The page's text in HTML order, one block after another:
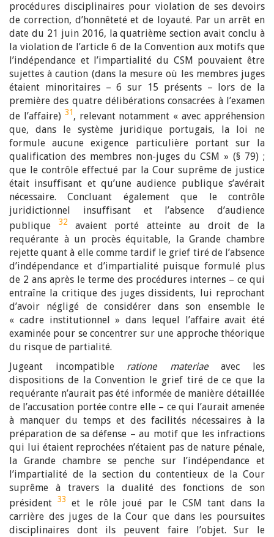
procédures disciplinaires pour violation de ses devoirs
de correction, d’honnêteté et de loyauté. Par un arrêt en
date du 21 juin 2016, la quatrième section avait conclu à
la violation de l’article 6 de la Convention aux motifs que
l’indépendance et l’impartialité du CSM pouvaient être
sujettes à caution (dans la mesure où les membres juges
étaient minoritaires – 6 sur 15 présents – lors de la
première des quatre délibérations consacrées à l’examen
de l’affaire) 31, relevant notamment « avec appréhension
que, dans le système juridique portugais, la loi ne
formule aucune exigence particulière portant sur la
qualification des membres non-juges du CSM » (§ 79) ;
que le contrôle effectué par la Cour suprême de justice
était insuffisant et qu’une audience publique s’avérait
nécessaire. Concluant également que le contrôle
juridictionnel insuffisant et l’absence d’audience
publique
32avaient porté atteinte au droit de la
requérante à un procès équitable, la Grande chambre
rejette quant à elle comme tardif le grief tiré de l’absence
d’indépendance et d’impartialité puisque formulé plus
de 2 ans après le terme des procédures internes – ce qui
entraîne la critique des juges dissidents, lui reprochant
d’avoir négligé de considérer dans son ensemble le
« cadre institutionnel » dans lequel l’affaire avait été
examinée pour se concentrer sur une approche théorique
du risque de partialité.
Jugeant incompatible ratione materiaeavec les
dispositions de la Convention le grief tiré de ce que la
requérante n’aurait pas été informée de manière détaillée
de l’accusation portée contre elle – ce qui l’aurait amenée
à manquer du temps et des facilités nécessaires à la
préparation de sa défense – au motif que les infractions
qui lui étaient reprochées n’étaient pas de nature pénale,
la Grande chambre se penche sur l’indépendance et
l’impartialité de la section du contentieux de la Cour
suprême à travers la dualité des fonctions de son
président33
et le rôle joué par le CSM tant dans la
carrière des juges de la Cour que dans les poursuites
disciplinaires dont ils peuvent faire l’objet. Sur le